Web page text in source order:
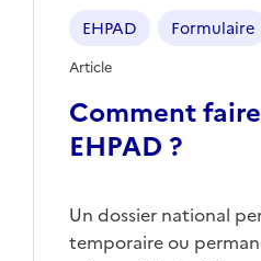
Comment
EHPAD ?
EHPAD Formulaire
Article
Un dossier national
temporaire ou